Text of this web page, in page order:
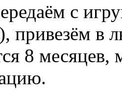
с
привезём в
8